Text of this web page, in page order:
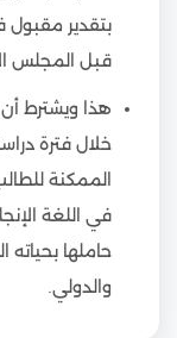
بتقدير
قبل المجلس
هذا ويشترط
خلال فترة
الممكنة
في اللغة
حاملها بحياته
والدولي.